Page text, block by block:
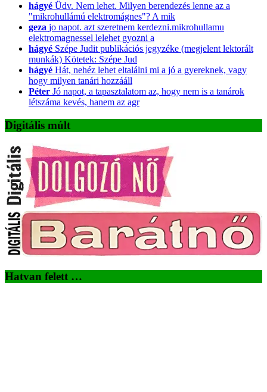
hágyé Üdv. Nem lehet. Milyen berendezés lenne az a
"mikrohullámú elektromágnes"? A mik
geza jo napot. azt szeretnem kerdezni.mikrohullamu
elektromagnessel lelehet gyozni a
hágyé Szépe Judit publikációs jegyzéke (megjelent lektorált
munkák) Kötetek: Szépe Jud
hágyé Hát, nehéz lehet eltalálni mi a jó a gyereknek, vagy
hogy milyen tanári hozzááll
Péter Jó napot, a tapasztalatom az, hogy nem is a tanárok
létszáma kevés, hanem az agr
Digitális múlt
Hatvan felett …